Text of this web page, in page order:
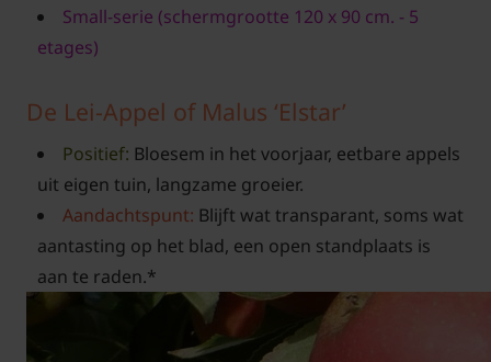
Small-serie (schermgrootte 120 x 90 cm. - 5
etages)
De Lei-Appel of Malus ‘Elstar’
Positief: Bloesem in het voorjaar, eetbare appels
uit eigen tuin, langzame groeier.
Aandachtspunt: Blijft wat transparant, soms wat
aantasting op het blad, een open standplaats is
aan te raden.*